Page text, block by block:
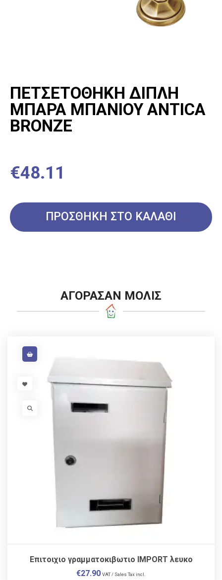
ΣΥΝΘΕΤΙΚΟΣ ΝΕΡΟΧΥΤΗΣ
ΜΕ ΔΥΟ ΓΟΥΡΝΕΣ
ΠΡΟΣΘΗΚΗ ΣΤΟ ΚΑΛΑΘΙ
ΑΓΟΡΑΣΑΝ ΜΟΛΙΣ
VISIT LINK
VISIT LINK
Επιτοιχιο γραμματοκιβωτιο IMPORT λευκο
€27.90 VAT / Sales Tax incl.